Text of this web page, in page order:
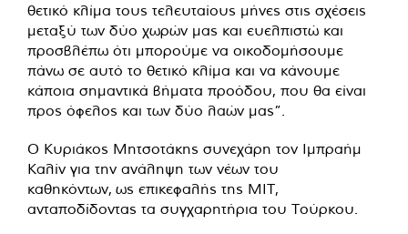
θετικό κλίμα τους τελευταίους μήνες στις σχέσεις
μεταξύ των δύο χωρών μας και ευελπιστώ και
προσβλέπω ότι μπορούμε να οικοδομήσουμε
πάνω σε αυτό το θετικό κλίμα και να κάνουμε
κάποια σημαντικά βήματα προόδου, που θα είναι
προς όφελος και των δύο λαών μας”.
Ο Κυριάκος Μητσοτάκης συνεχάρη τον Ιμπραήμ
Καλίν για την ανάληψη των νέων του
καθηκόντων, ως επικεφαλής της ΜΙΤ,
ανταποδίδοντας τα συγχαρητήρια του Τούρκου.